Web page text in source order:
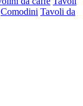
Comodini Tavoli da